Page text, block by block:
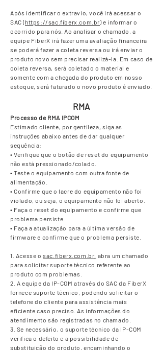
Após identificar o extravio, você irá acessar o
SAC ( https://sac.fiberx.com.br) e informar o
ocorrido para nós. Ao analisar o chamado, a
equipe FiberX irá fazer uma avaliação financeira
se poderá fazer a coleta reversa ou irá enviar o
produto novo sem precisar realizá-la. Em caso de
coleta reversa, será coletado o material e
somente com a chegada do produto em nosso
estoque, será faturado o novo produto é enviado.
RMA
Processo de RMA IPCOM
Estimado cliente, por gentileza, siga as
instruções abaixo antes de dar qualquer
sequência:
• Verifique que o botão de reset do equipamento
não está pressionado/colado.
• Teste o equipamento com outra fonte de
alimentação.
• Confirme que o lacre do equipamento não foi
violado, ou seja, o equipamento não foi aberto.
• Faça o reset do equipamento e confirme que
problema persiste.
• Faça a atualização para a última versão de
firmware e confirme que o problema persiste.
1. Acesse osac.fiberx.com.br, abra um chamado
para solicitar suporte técnico referente ao
produto com problemas.
2. A equipe da IP-COM através do SAC da FiberX
fornece suporte técnico, podendo solicitar o
telefone do cliente para assistência mais
eficiente caso preciso. As informações do
atendimento são registradas no chamado.
3. Se necessário, o suporte técnico da IP-COM
verifica o defeito e a possibilidade de
substituição do produto, encaminhando o